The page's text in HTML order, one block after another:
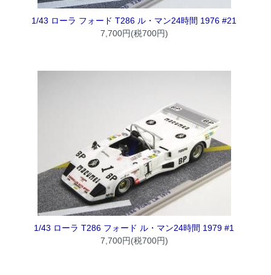
1/43 ローラ フォード T286 ル・マン24時間 1976 #21
7,700円(税700円)
1/43 ローラ T286 フォード ル・マン24時間 1979 #1
7,700円(税700円)